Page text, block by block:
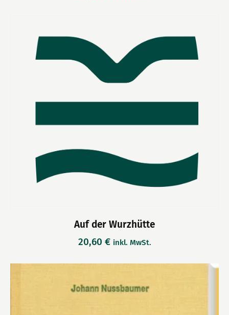
Auf der Wurzhütte
20,60 € inkl. MwSt.